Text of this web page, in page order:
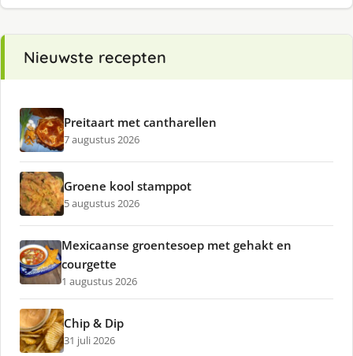
Nieuwste recepten
Preitaart met cantharellen
7 augustus 2026
Groene kool stamppot
5 augustus 2026
Mexicaanse groentesoep met gehakt en
courgette
1 augustus 2026
Chip & Dip
31 juli 2026